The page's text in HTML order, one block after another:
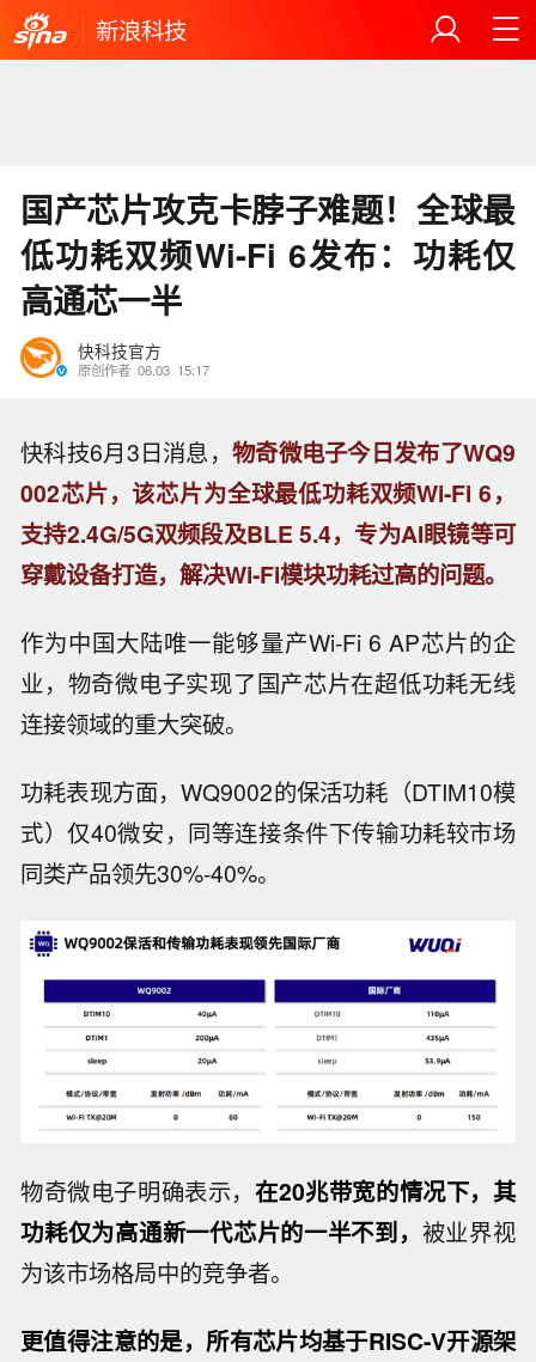
新浪科技
国产芯片攻克卡脖子难题！全球最
低功耗双频Wi-Fi 6发布：功耗仅
高通芯一半
快科技官方
原创作者 06.03 15:17
快科技6月3日消息， 物奇微电子今日发布了WQ9
002芯片，该芯片为全球最低功耗双频Wi-Fi 6，
支持2.4G/5G双频段及BLE 5.4，专为AI眼镜等可
穿戴设备打造，解决Wi-Fi模块功耗过高的问题。
作为中国大陆唯一能够量产Wi-Fi 6 AP芯片的企
业，物奇微电子实现了国产芯片在超低功耗无线
连接领域的重大突破。
功耗表现方面，WQ9002的保活功耗（DTIM10模
式）仅40微安，同等连接条件下传输功耗较市场
同类产品领先30%-40%。
物奇微电子明确表示， 在20兆带宽的情况下，其
功耗仅为高通新一代芯片的一半不到， 被业界视
为该市场格局中的竞争者。
更值得注意的是，所有芯片均基于RISC-V开源架